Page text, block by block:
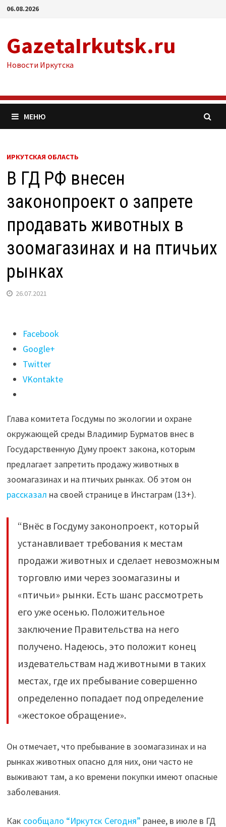
Перейти
06.08.2026
GazetaIrkutsk.ru
Новости Иркутска
МЕНЮ
ИРКУТСКАЯ ОБЛАСТЬ
В ГД РФ внесен
законопроект о запрете
продавать животных в
зоомагазинах и на птичьих
рынках
26.07.2021
Поделиться
"В
ГД
РФ
внесен
о
запрете
продавать
животных
в
зоомагазинах
и
птичьих
рынках"
Facebook
Google+
Twitter
VKontakte
Глава комитета Госдумы по экологии и охране
окружающей среды Владимир Бурматов внес в
Государственную Думу проект закона, которым
предлагает запретить продажу животных в
зоомагазинах и на птичьих рынках. Об этом он
рассказал на своей странице в Инстаграм (13+).
“Внёс в Госдуму законопроект, который
устанавливает требования к местам
продажи животных и сделает невозможным
торговлю ими через зоомагазины и
«птичьи» рынки. Есть шанс рассмотреть
его уже осенью. Положительное
заключение Правительства на него
получено. Надеюсь, это положит конец
издевательствам над животными в таких
местах, где их пребывание совершенно
определенно попадает под определение
«жестокое обращение».
Он отмечает, что пребывание в зоомагазинах и на
рынках животных опасно для них, они часто не
выживают там, а ко времени покупки имеют опасные
заболевания.
Как сообщало “Иркутск Сегодня” ранее, в июле в ГД